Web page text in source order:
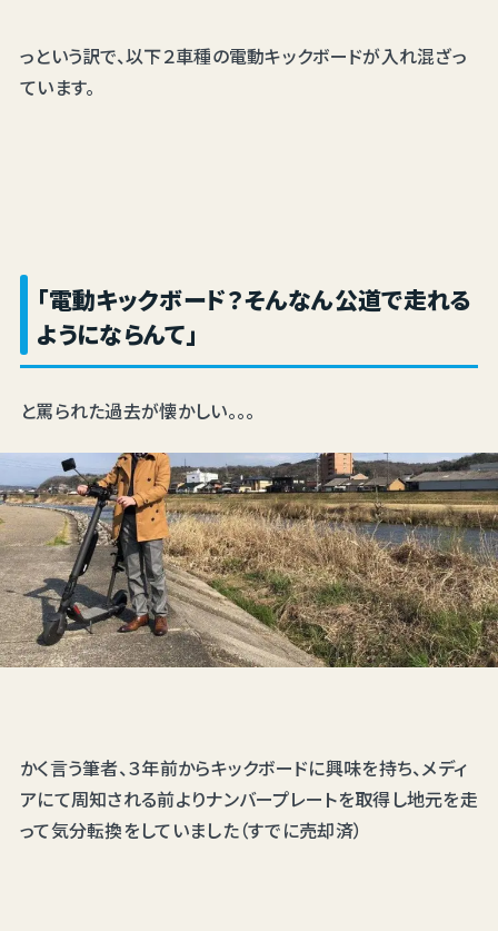
っという訳で、以下２車種の電動キックボードが入れ混ざっ
ています。
「電動キックボード？そんなん公道で走れる
ようにならんて」
と罵られた過去が懐かしい。。。
かく言う筆者、３年前からキックボードに興味を持ち、メディ
アにて周知される前よりナンバープレートを取得し地元を走
って気分転換をしていました（すでに売却済）